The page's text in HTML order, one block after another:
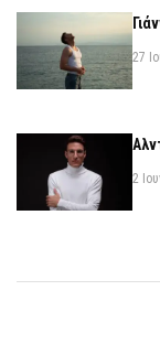
27
2